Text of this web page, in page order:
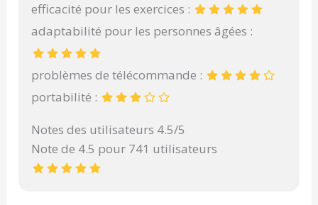
efficacité pour les exercices :
adaptabilité pour les personnes âgées :
problèmes de télécommande :
portabilité :
Notes des utilisateurs 4.5/5
Note de 4.5 pour 741 utilisateurs